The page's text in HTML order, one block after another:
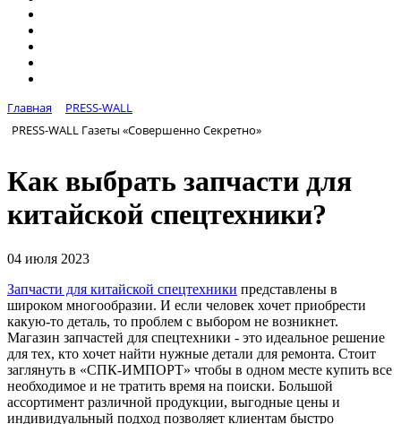
Главная
PRESS-WALL
PRESS-WALL Газеты «Совершенно Секретно»
Как выбрать запчасти для
китайской спецтехники?
04 июля 2023
Запчасти для китайской спецтехники представлены в
широком многообразии. И если человек хочет приобрести
какую-то деталь, то проблем с выбором не возникнет.
Магазин запчастей для спецтехники - это идеальное решение
для тех, кто хочет найти нужные детали для ремонта. Стоит
заглянуть в «СПК-ИМПОРТ» чтобы в одном месте купить все
необходимое и не тратить время на поиски. Большой
ассортимент различной продукции, выгодные цены и
индивидуальный подход позволяет клиентам быстро